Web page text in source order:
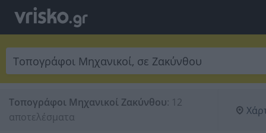
Τοπογράφοι Μηχανικοί Ζακύνθου: 12
αποτελέσματα